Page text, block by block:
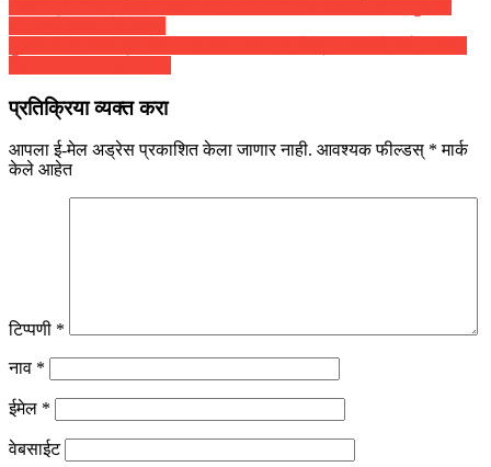
प्रतिक्रिया व्यक्त करा
आपला ई-मेल अड्रेस प्रकाशित केला जाणार नाही. आवश्यक फील्डस् * मार्क
केले आहेत
टिप्पणी *
नाव *
ईमेल *
वेबसाईट